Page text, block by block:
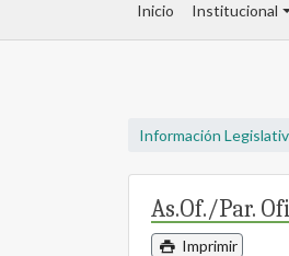
Inicio Institucional
Información
As.Of./Par.
Imprimir